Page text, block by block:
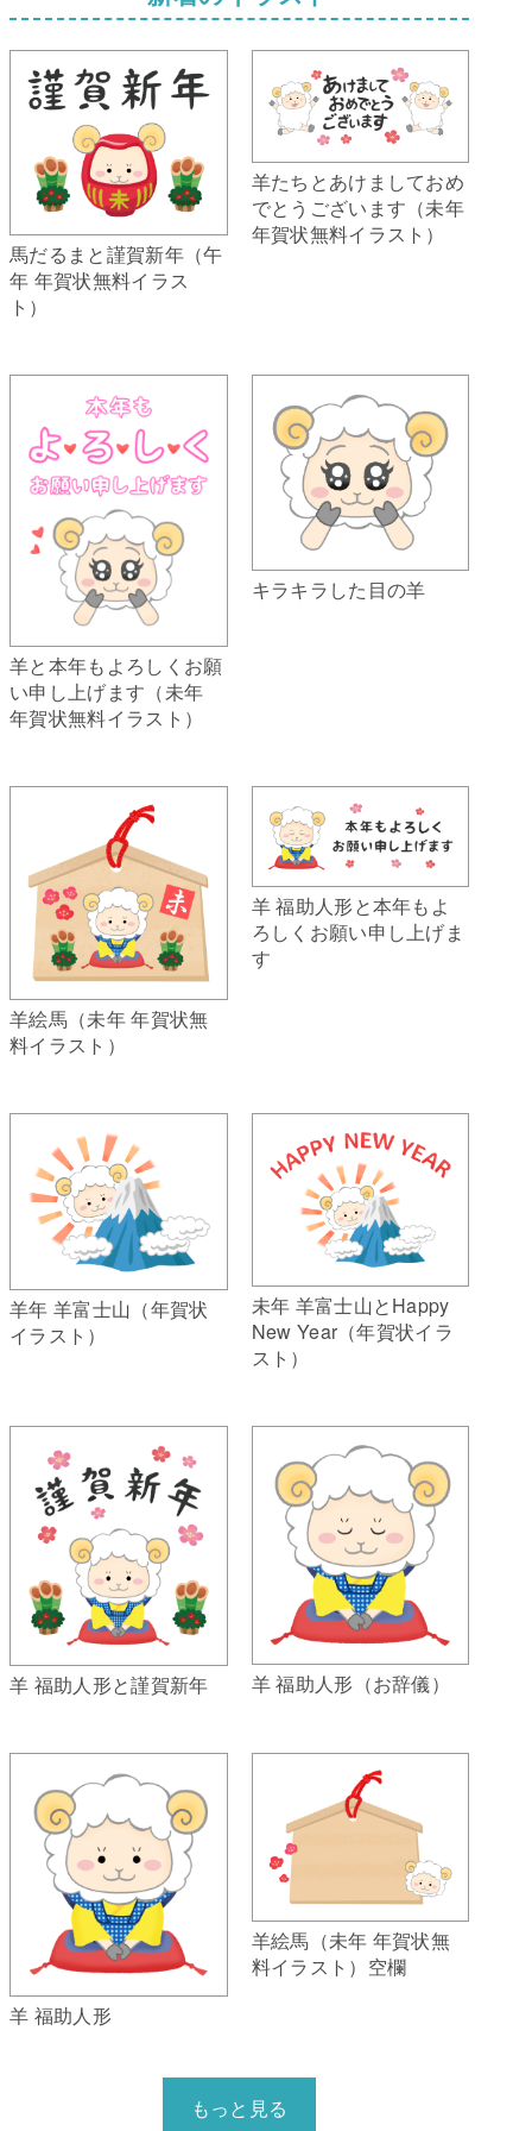
馬だるまと謹賀新年（午
年 年賀状無料イラス
ト）
羊たちとあけましておめ
でとうございます（未年
年賀状無料イラスト）
羊と本年もよろしくお願
い申し上げます（未年
年賀状無料イラスト）
キラキラした目の羊
羊絵馬（未年 年賀状無
料イラスト）
羊 福助人形と本年もよ
ろしくお願い申し上げま
す
羊年 羊富士山（年賀状
イラスト）
未年 羊富士山とHappy
New Year（年賀状イラ
スト）
羊 福助人形と謹賀新年 羊 福助人形（お辞儀）
羊 福助人形
羊絵馬（未年 年賀状無
料イラスト）空欄
もっと見る